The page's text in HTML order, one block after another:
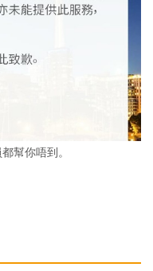
幫你唔到。